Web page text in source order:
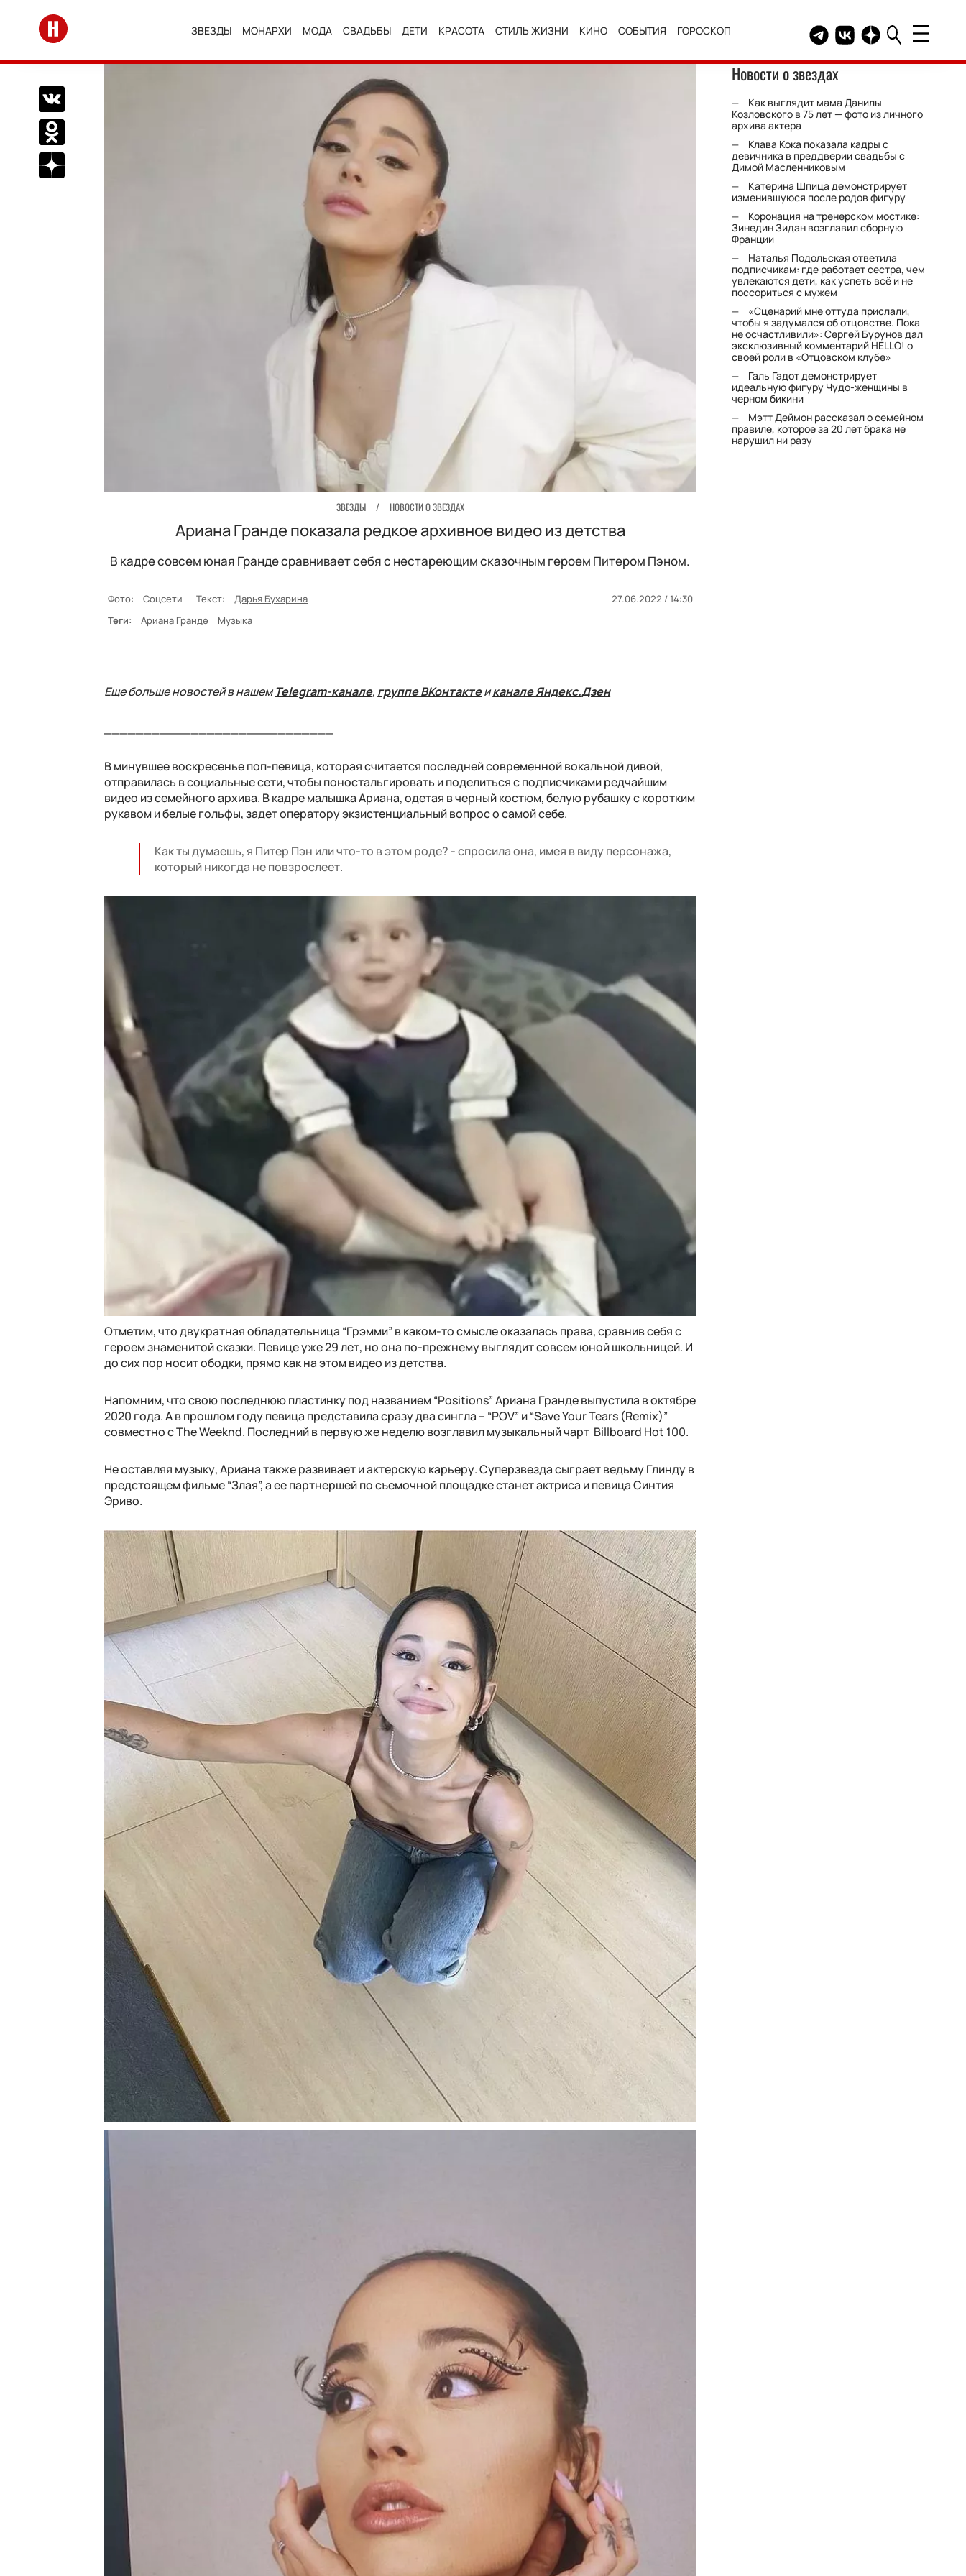
Перейти на главную
ЗВЕЗДЫ МОНАРХИ МОДА СВАДЬБЫ ДЕТИ КРАСОТА СТИЛЬ ЖИЗНИ КИНО СОБЫТИЯ ГОРОСКОП Telegram канал HELLO
Группа HELLO
Канал HELLO в
Поделиться Вконтакте
Поделиться в Одноклассниках
Подписаться на нас в Дзен
ЗВЕЗДЫ / НОВОСТИ О ЗВЕЗДАХ
Ариана Гранде показала редкое архивное видео из детства
В кадре совсем юная Гранде сравнивает себя с нестареющим сказочным героем Питером Пэном.
Фото: Соцсети Текст: Дарья Бухарина
27.06.2022 / 14:30
Теги:
Ариана Гранде Музыка
Еще больше новостей в нашемTelegram-канале, группе ВКонтактеиканале Яндекс.Дзен
В минувшее воскресенье поп-певица, которая считается последней современной вокальной дивой,
отправилась в социальные сети, чтобы поностальгировать и поделиться с подписчиками редчайшим
видео из семейного архива. В кадре малышка Ариана, одетая в черный костюм, белую рубашку с коротким
рукавом и белые гольфы, задет оператору экзистенциальный вопрос о самой себе.
Как ты думаешь, я Питер Пэн или что-то в этом роде? - спросила она, имея в виду персонажа,
который никогда не повзрослеет.
Отметим, что двукратная обладательница “Грэмми” в каком-то смысле оказалась права, сравнив себя с
героем знаменитой сказки. Певице уже 29 лет, но она по-прежнему выглядит совсем юной школьницей. И
до сих пор носит ободки, прямо как на этом видео из детства.
Напомним, что свою последнюю пластинку под названием “Positions” Ариана Гранде выпустила в октябре
2020 года. А в прошлом году певица представила сразу два сингла – “POV” и “Save Your Tears (Remix)”
совместно с The Weeknd. Последний в первую же неделю возглавил музыкальный чарт Billboard Hot 100.
Не оставляя музыку, Ариана также развивает и актерскую карьеру. Суперзвезда сыграет ведьму Глинду в
предстоящем фильме “Злая”, а ее партнершей по съемочной площадке станет актриса и певица Синтия
Эриво.
Новости о звездах
Как выглядит мама Данилы
Козловского в 75 лет — фото из личного
архива актера
Клава Кока показала кадры с
девичника в преддверии свадьбы с
Димой Масленниковым
Катерина Шпица демонстрирует
изменившуюся после родов фигуру
Коронация на тренерском мостике:
Зинедин Зидан возглавил сборную
Франции
Наталья Подольская ответила
подписчикам: где работает сестра, чем
увлекаются дети, как успеть всё и не
поссориться с мужем
«Сценарий мне оттуда прислали,
чтобы я задумался об отцовстве. Пока
не осчастливили»: Сергей Бурунов дал
эксклюзивный комментарий HELLO! о
своей роли в «Отцовском клубе»
Галь Гадот демонстрирует
идеальную фигуру Чудо-женщины в
черном бикини
Мэтт Деймон рассказал о семейном
правиле, которое за 20 лет брака не
нарушил ни разу